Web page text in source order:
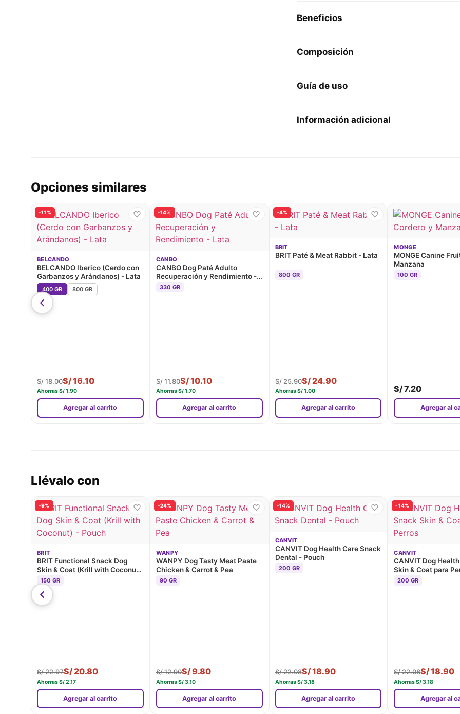
Beneficios
Composición
Guía de uso
Información adicional
Opciones similares
-11%
BELCANDO
BELCANDO Iberico (Cerdo con
Garbanzos y Arándanos) - Lata
400 GR 800 GR
S/18.00S/16.10
AhorrasS/1.90
Agregar al carrito
-14%
CANBO
CANBO Dog Paté Adulto
Recuperación y Rendimiento -
Lata
330 GR
S/11.80S/10.10
AhorrasS/1.70
Agregar al carrito
-4%
BRIT
BRIT Paté & Meat Rabbit - Lata
800 GR
S/25.90S/24.90
AhorrasS/1.00
Agregar al carrito
MONGE
MONGE Canine
Manzana
100 GR
S/7.20
Agregar al
Llévalo con
-9%
BRIT
BRIT Functional Snack Dog
Skin & Coat (Krill with Coconut)
- Pouch
150 GR
S/22.97S/20.80
AhorrasS/2.17
Agregar al carrito
-24%
WANPY
WANPY Dog Tasty Meat Paste
Chicken & Carrot & Pea
90 GR
S/12.90S/9.80
AhorrasS/3.10
Agregar al carrito
-14%
CANVIT
CANVIT Dog Health Care Snack
Dental - Pouch
200 GR
S/22.08S/18.90
AhorrasS/3.18
Agregar al carrito
-14%
CANVIT
CANVIT Dog
Skin & Coat para
200 GR
S/22.08S/18.90
AhorrasS/3.18
Agregar al